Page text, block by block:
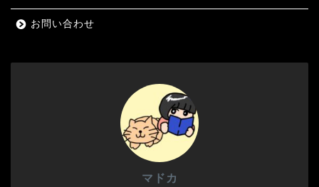
お問い合わせ
マドカ